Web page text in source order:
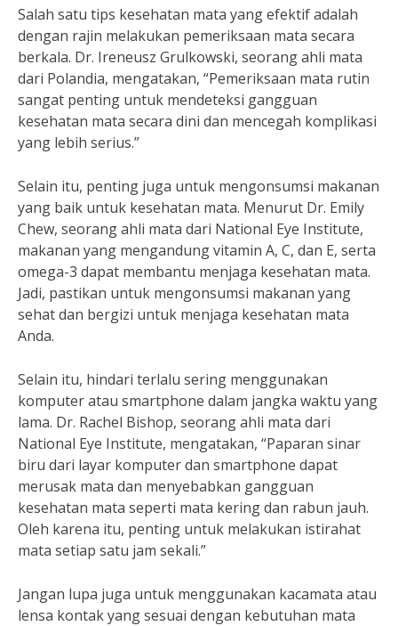
Salah satu tips kesehatan mata yang efektif adalah
dengan rajin melakukan pemeriksaan mata secara
berkala. Dr. Ireneusz Grulkowski, seorang ahli mata
dari Polandia, mengatakan, “Pemeriksaan mata rutin
sangat penting untuk mendeteksi gangguan
kesehatan mata secara dini dan mencegah komplikasi
yang lebih serius.”
Selain itu, penting juga untuk mengonsumsi makanan
yang baik untuk kesehatan mata. Menurut Dr. Emily
Chew, seorang ahli mata dari National Eye Institute,
makanan yang mengandung vitamin A, C, dan E, serta
omega-3 dapat membantu menjaga kesehatan mata.
Jadi, pastikan untuk mengonsumsi makanan yang
sehat dan bergizi untuk menjaga kesehatan mata
Anda.
Selain itu, hindari terlalu sering menggunakan
komputer atau smartphone dalam jangka waktu yang
lama. Dr. Rachel Bishop, seorang ahli mata dari
National Eye Institute, mengatakan, “Paparan sinar
biru dari layar komputer dan smartphone dapat
merusak mata dan menyebabkan gangguan
kesehatan mata seperti mata kering dan rabun jauh.
Oleh karena itu, penting untuk melakukan istirahat
mata setiap satu jam sekali.”
Jangan lupa juga untuk menggunakan kacamata atau
lensa kontak yang sesuai dengan kebutuhan mata